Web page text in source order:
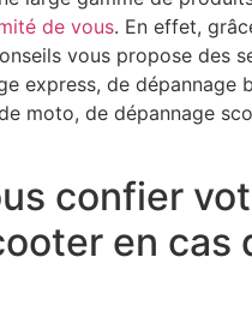
de vous. En effet,
vous propose des
express, de dépannage
moto, de dépannage
confier
en cas